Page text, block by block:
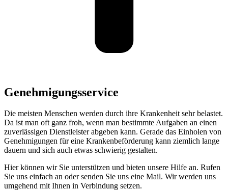
Genehmigungsservice
Die meisten Menschen werden durch ihre Krankenheit sehr belastet.
Da ist man oft ganz froh, wenn man bestimmte Aufgaben an einen
zuverlässigen Dienstleister abgeben kann. Gerade das Einholen von
Genehmigungen für eine Krankenbeförderung kann ziemlich lange
dauern und sich auch etwas schwierig gestalten.
Hier können wir Sie unterstützen und bieten unsere Hilfe an. Rufen
Sie uns einfach an oder senden Sie uns eine Mail. Wir werden uns
umgehend mit Ihnen in Verbindung setzen.